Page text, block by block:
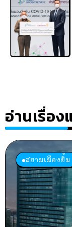
อ่านเรื่อ
สยามเมืองยิ้ม